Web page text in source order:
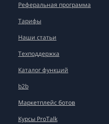
Реферальная программа
Тарифы
Наши статьи
Техподдержка
Каталог функций
b2b
Маркетплейс ботов
Курсы ProTalk